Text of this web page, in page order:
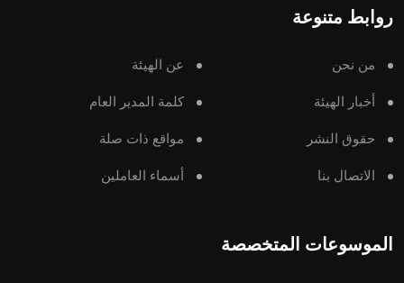
روابط متنوعة
من نحن عن الهيئة
أخبار الهيئة كلمة المدير العام
حقوق النشر مواقع ذات صلة
الاتصال بنا أسماء العاملين
الموسوعات المتخصصة